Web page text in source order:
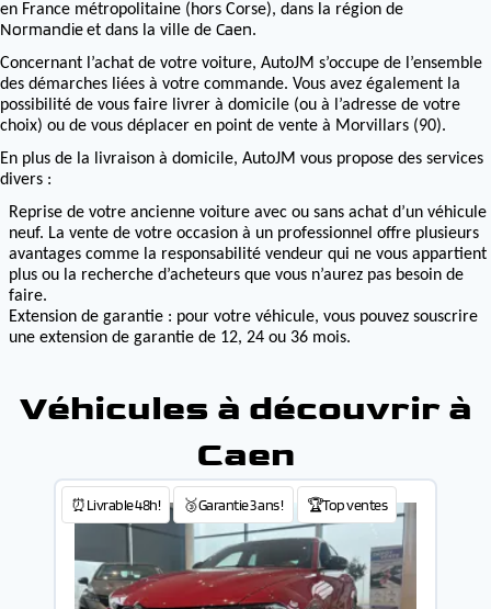
en France métropolitaine (hors Corse), dans la région de
Normandieet dans la ville de Caen.
Concernant l’achat de votre voiture, AutoJM s’occupe de l’ensemble
des démarches liées à votre commande. Vous avez également la
possibilité de vous faire livrer à domicile (ou à l’adresse de votre
choix) ou de vous déplacer en point de vente à Morvillars (90).
En plus de la livraison à domicile, AutoJM vous propose des services
divers :
Reprise de votre ancienne voiture avec ou sans achat d’un véhicule
neuf. La vente de votre occasion à un professionnel offre plusieurs
avantages comme la responsabilité vendeur qui ne vous appartient
plus ou la recherche d’acheteurs que vous n’aurez pas besoin de
faire.
Extension de garantie : pour votre véhicule, vous pouvez souscrire
une extension de garantie de 12, 24 ou 36 mois.
Véhicules à découvrir à
Caen
⏰Livrable 48h! 🥉Garantie 3 ans ! 🏆Top ventes